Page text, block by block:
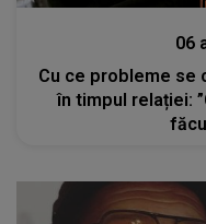
06
Cu ce probleme se
în timpul relației: